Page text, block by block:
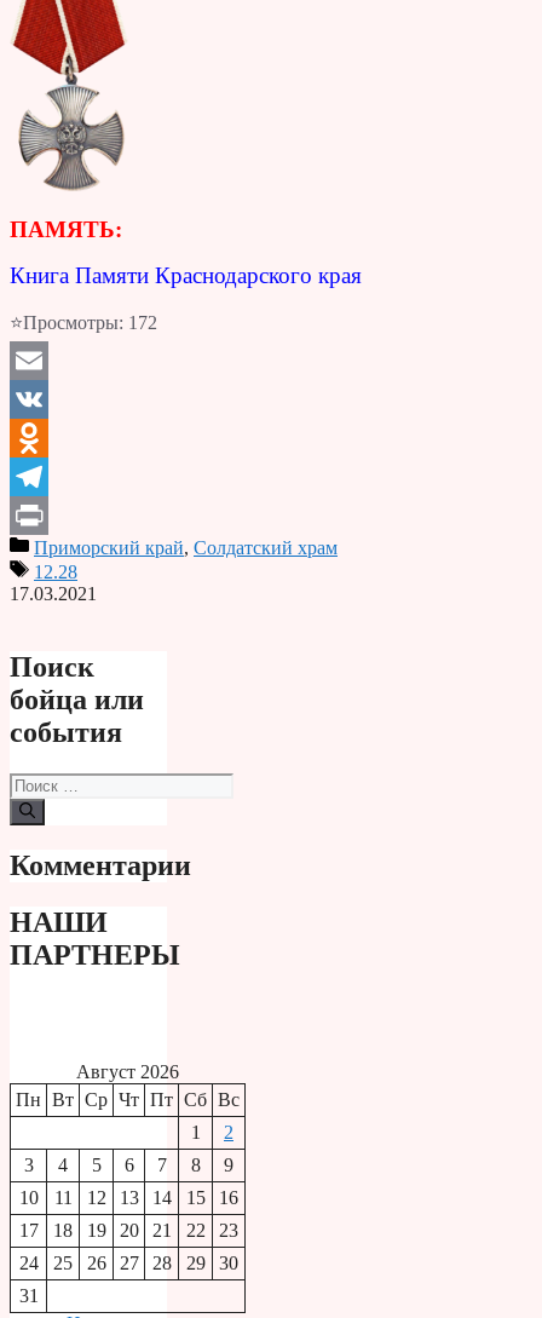
ПАМЯТЬ:
Книга Памяти Краснодарского края
⭐Просмотры: 172
Email
VK
Odnoklassniki
Telegram
PrintПриморский край, Солдатский храм
12.28
17.03.2021
Поиск
бойца или
события
Поиск:
Комментарии
НАШИ
ПАРТНЕРЫ
Август 2026
Пн Вт Ср Чт Пт Сб Вс
1
2
3
4 5 6 7 8
9
10
11 12 13 14 15
16
17
18 19 20 21 22
23
24
25 26 27 28 29
30
31